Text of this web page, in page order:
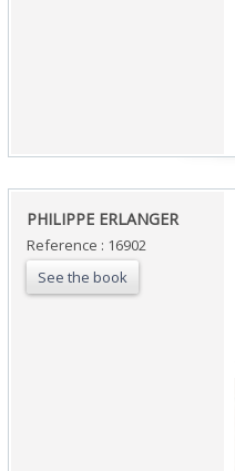
‎PHILIPPE ERLANGER‎
Reference : 16902
See the book